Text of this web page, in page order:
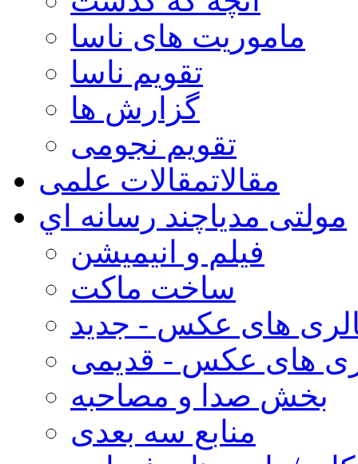
ماموریت های ناسا
تقویم ناسا
گزارش ها
تقویم نجومی
مقالاتمقالات علمی
مولتی مدیاچند رسانه اي
فیلم و انیمیشن
ساخت ماکت
های عکس - جدید
های عکس - قدیمی
بخش صدا و مصاحبه
منابع سه بعدی